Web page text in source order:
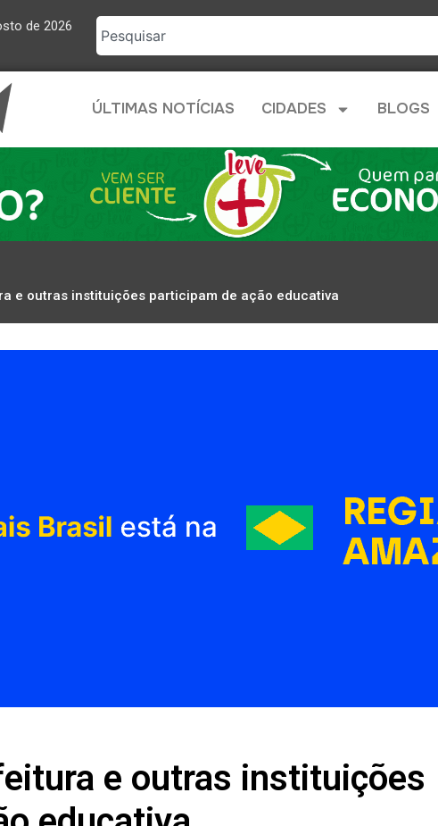
de 2026
ÚLTIMAS NOTÍCIAS CIDADES BLOGS
e outras instituições participam de ação educativa
e outras instituições